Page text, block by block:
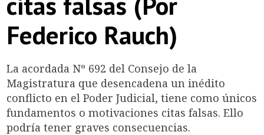
Federico Rauch)
La acordada Nº 692 del Consejo de la
Magistratura que desencadena un inédito
conflicto en el Poder Judicial, tiene como únicos
fundamentos o motivaciones citas falsas. Ello
podría tener graves consecuencias.